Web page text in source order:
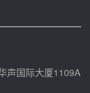
电规模化发展
声国际大厦1109A